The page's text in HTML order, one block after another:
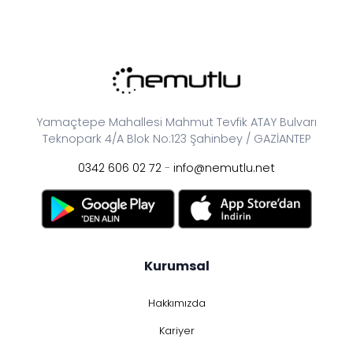
Yamaçtepe Mahallesi Mahmut Tevfik ATAY Bulvarı
Teknopark 4/A Blok No:123 Şahinbey / GAZİANTEP
0342 606 02 72 - info@nemutlu.net
Kurumsal
Hakkımızda
Kariyer